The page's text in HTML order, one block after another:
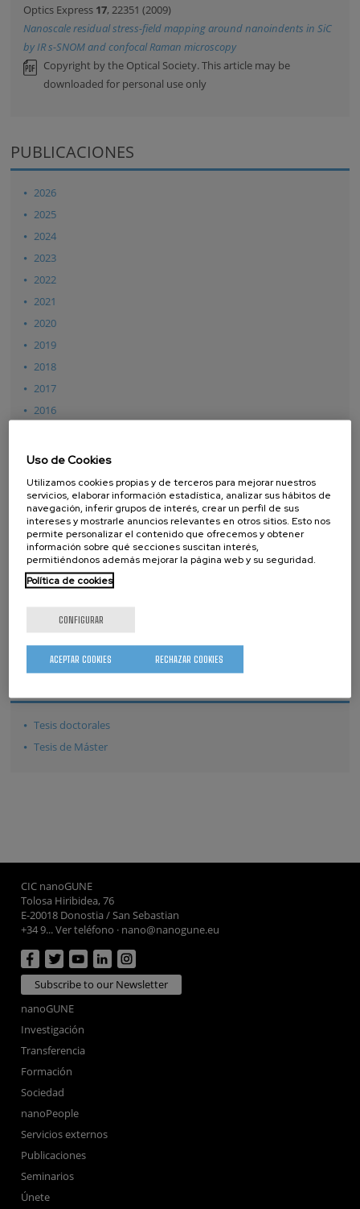
Optics Express 17, 22351 (2009)
Nanoscale residual stress-field mapping around nanoindents in SiC
by IR s-SNOM and confocal Raman microscopy
Copyright by the Optical Society. This article may be
downloaded for personal use only
PUBLICACIONES
2026
2025
2024
2023
2022
2021
2020
2019
2018
2017
2016
2014
2013
2012
2011
2010
2009
2008
2007
Tesis doctorales
Tesis de Máster
CIC nanoGUNE
Tolosa Hiribidea, 76
E-20018 Donostia / San Sebastian
+34 9... Ver teléfono · nano@nanogune.eu
Subscribe to our Newsletter
nanoGUNE
Investigación
Transferencia
Formación
Sociedad
nanoPeople
Servicios externos
Publicaciones
Seminarios
Únete
Uso de Cookies
Utilizamos cookies propias y de terceros para mejorar nuestros
servicios, elaborar información estadística, analizar sus hábitos de
navegación, inferir grupos de interés, crear un perfil de sus
intereses y mostrarle anuncios relevantes en otros sitios. Esto nos
permite personalizar el contenido que ofrecemos y obtener
información sobre qué secciones suscitan interés,
permitiéndonos además mejorar la página web y su seguridad.
Política de cookies
CONFIGURAR
RECHAZAR COOKIES
ACEPTAR COOKIES